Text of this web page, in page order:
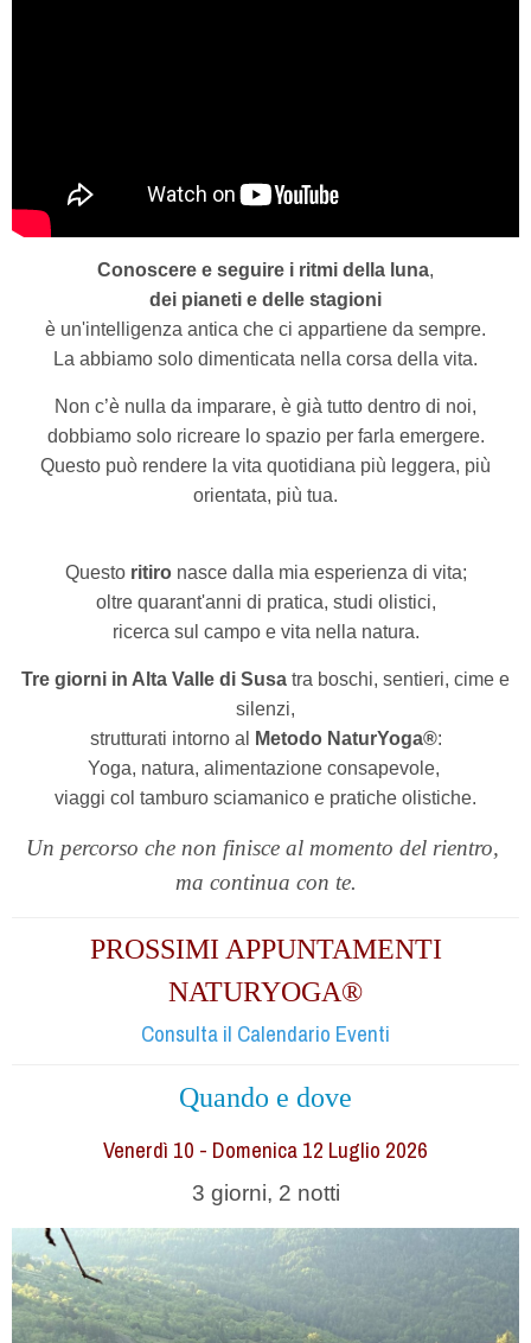
Conoscere e seguire i ritmi della luna,
dei pianeti e delle stagioni
è un'intelligenza antica che ci appartiene da sempre.
La abbiamo solo dimenticata nella corsa della vita.
Non c’è nulla da imparare, è già tutto dentro di noi,
dobbiamo solo ricreare lo spazio per farla emergere.
Questo può rendere la vita quotidiana più leggera, più
orientata, più tua.
Questo ritironasce dalla mia esperienza di vita;
oltre quarant'anni di pratica, studi olistici,
ricerca sul campo e vita nella natura.
Tre giorni in Alta Valle di Susa tra boschi, sentieri, cime e
silenzi,
strutturati intorno al
Metodo NaturYoga®:
Yoga, natura, alimentazione consapevole,
viaggi col tamburo sciamanico e pratiche olistiche.
Un percorso che non finisce al momento del rientro,
ma continua con te.
PROSSIMI APPUNTAMENTI
NATURYOGA®
Consulta il Calendario Eventi
Quando e dove
Venerdì 10 - Domenica 12 Luglio 2026
3 giorni, 2 notti